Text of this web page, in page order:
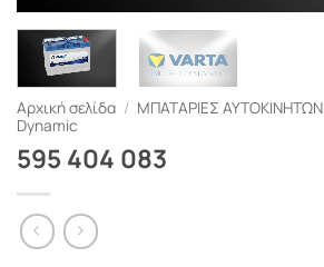
Αρχική σελίδα / ΜΠΑΤΑΡΙΕΣ ΑΥΤΟΚΙΝΗΤΩΝ
Dynamic
595 404 083